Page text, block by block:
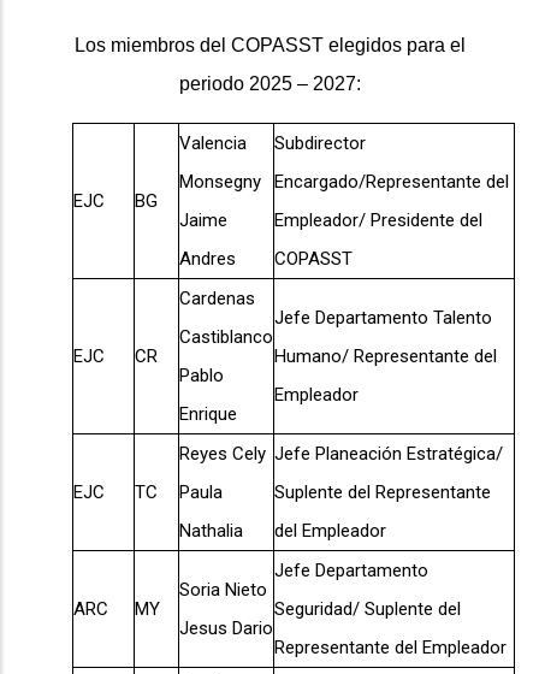
Los miembros del COPASST elegidos para el
periodo 2025 – 2027:
EJC BG
Valencia
Monsegny
Jaime
Andres
Subdirector
Encargado/Representante del
Empleador/ Presidente del
COPASST
EJC CR
Cardenas
Castiblanco
Pablo
Enrique
Jefe Departamento Talento
Humano/ Representante del
Empleador
EJC TC
Reyes Cely
Paula
Nathalia
Jefe Planeación Estratégica/
Suplente del Representante
del Empleador
ARC MY
Soria Nieto
Jesus Dario
Jefe Departamento
Seguridad/ Suplente del
Representante del Empleador